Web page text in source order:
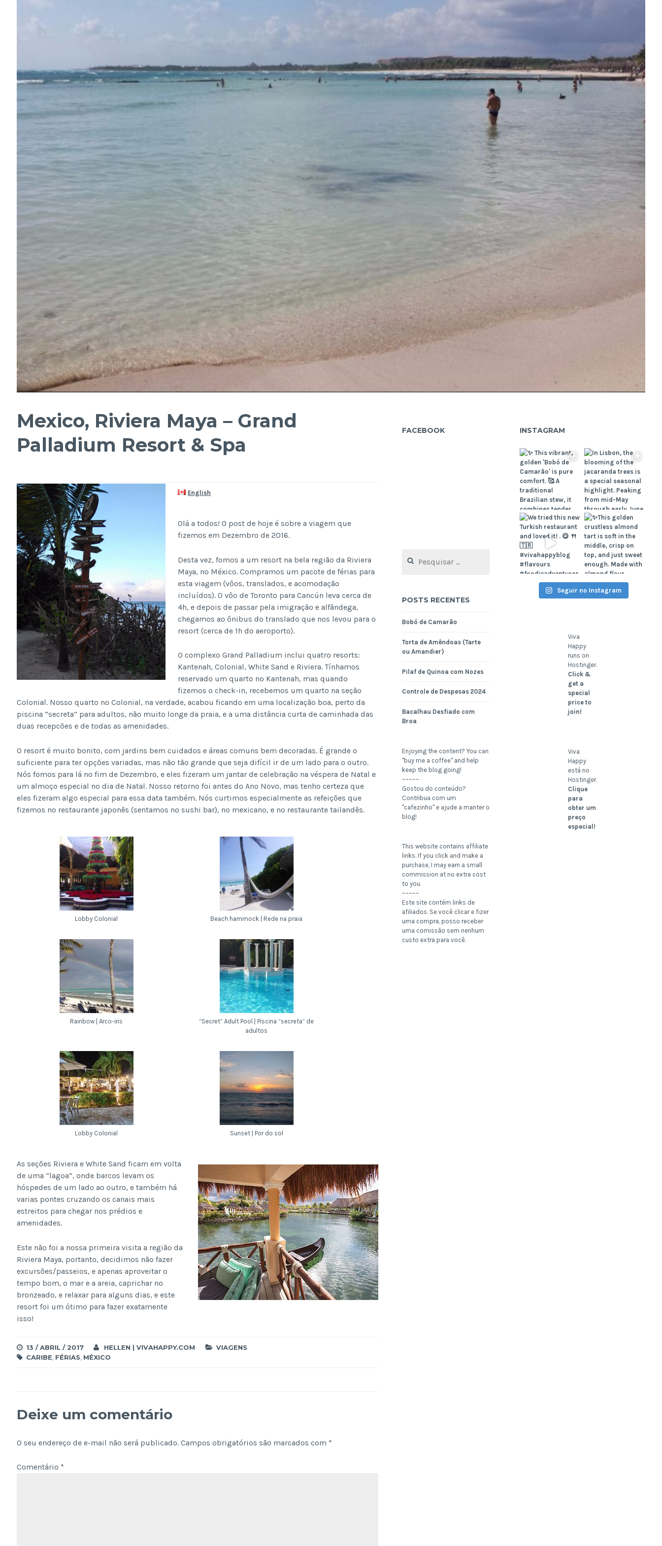
Mexico, Riviera Maya – Grand
Palladium Resort & Spa
English
Olá a todos! O post de hoje é sobre a viagem que
fizemos em Dezembro de 2016.
Desta vez, fomos a um resort na bela região da Riviera
Maya, no México. Compramos um pacote de férias para
esta viagem (vôos, translados, e acomodação
incluídos). O vôo de Toronto para Cancún leva cerca de
4h, e depois de passar pela imigração e alfândega,
chegamos ao ônibus do translado que nos levou para o
resort (cerca de 1h do aeroporto).
O complexo Grand Palladium inclui quatro resorts:
Kantenah, Colonial, White Sand e Riviera. Tínhamos
reservado um quarto no Kantenah, mas quando
fizemos o check-in, recebemos um quarto na seção
Colonial. Nosso quarto no Colonial, na verdade, acabou ficando em uma localização boa, perto da
piscina “secreta” para adultos, não muito longe da praia, e a uma distância curta de caminhada das
duas recepcões e de todas as amenidades.
O resort é muito bonito, com jardins bem cuidados e áreas comuns bem decoradas. É grande o
suficiente para ter opções variadas, mas não tão grande que seja difícil ir de um lado para o outro.
Nós fomos para lá no fim de Dezembro, e eles fizeram um jantar de celebração na véspera de Natal e
um almoço especial no dia de Natal. Nosso retorno foi antes do Ano Novo, mas tenho certeza que
eles fizeram algo especial para essa data também. Nós curtimos especialmente as refeições que
fizemos no restaurante japonês (sentamos no sushi bar), no mexicano, e no restaurante tailandês.
Lobby Colonial Beach hammock | Rede na praia
Rainbow | Arco-iris
“Secret” Adult Pool | Piscina “secreta” de
adultos
Lobby Colonial Sunset | Por do sol
As seções Riviera e White Sand ficam em volta
de uma “lagoa”, onde barcos levam os
hóspedes de um lado ao outro, e também há
varias pontes cruzando os canais mais
estreitos para chegar nos prédios e
amenidades.
Este não foi a nossa primeira visita a região da
Riviera Maya, portanto, decidimos não fazer
excursões/passeios, e apenas aproveitar o
tempo bom, o mar e a areia, caprichar no
bronzeado, e relaxar para alguns dias, e este
resort foi um ótimo para fazer exatamente
isso!
13 / ABRIL / 2017 HELLEN | VIVAHAPPY.COM
VIAGENS
CARIBE FÉRIAS MÉXICO
Deixe um comentário
O seu endereço de e-mail não será publicado. Campos obrigatórios são marcados com *
Comentário *
FACEBOOK
por:
POSTS RECENTES
Bobó de Camarão
Torta de Amêndoas (Tarte
ou Amandier)
Pilaf de Quinoa com Nozes
Controle de Despesas 2024
Bacalhau Desfiado com
Broa
Enjoying the content? You can
"buy me a coffee" and help
keep the blog going!
~~~~~
Gostou do conteúdo?
Contribua com um
"cafezinho" e ajude a manter o
blog!
This website contains affiliate
links. If you click and make a
purchase, I may earn a small
commission at no extra cost
to you.
~~~~~
Este site contém links de
afiliados. Se você clicar e fizer
uma compra, posso receber
uma comissão sem nenhum
custo extra para você.
INSTAGRAM
Seguir no Instagram
Viva
Happy
runs on
Hostinger.
Click &
get a
special
price to
join!
Viva
Happy
está no
Hostinger.
Clique
para
obter um
preço
especial!